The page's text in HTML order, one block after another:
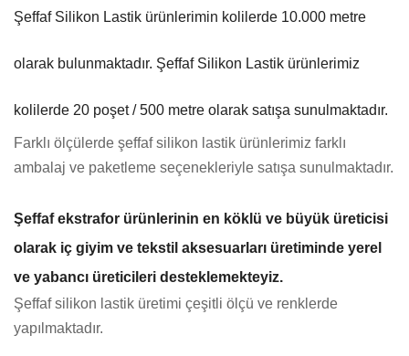
Şeffaf Silikon Lastik ürünlerimin kolilerde 10.000 metre
olarak bulunmaktadır. Şeffaf Silikon Lastik ürünlerimiz
kolilerde 20 poşet / 500 metre olarak satışa sunulmaktadır.
Farklı ölçülerde şeffaf silikon lastik ürünlerimiz farklı
ambalaj ve paketleme seçenekleriyle satışa sunulmaktadır.
Şeffaf ekstrafor ürünlerinin en köklü ve büyük üreticisi
olarak iç giyim ve tekstil aksesuarları üretiminde yerel
ve yabancı üreticileri desteklemekteyiz.
Şeffaf silikon lastik üretimi çeşitli ölçü ve renklerde
yapılmaktadır.